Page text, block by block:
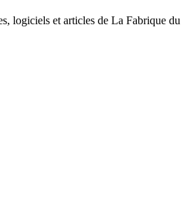
logiciels et articles de La Fabrique du